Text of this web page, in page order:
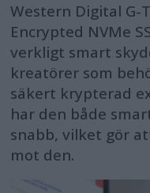
Western Digital G-
Encrypted NVMe
verkligt smart
kreatörer som
säkert krypterad
har den både
snabb, vilket gör
mot den.